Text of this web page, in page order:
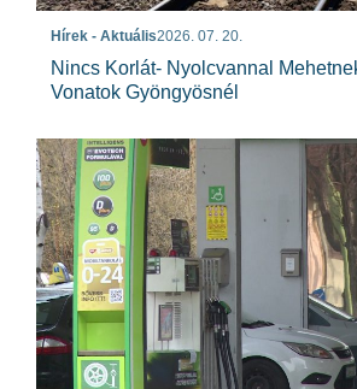
Hírek - Aktuális2026. 07. 20.
Nincs Korlát- Nyolcvannal
Vonatok Gyöngyösnél